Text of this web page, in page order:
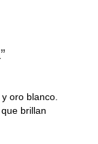
oro blanco.
brillan